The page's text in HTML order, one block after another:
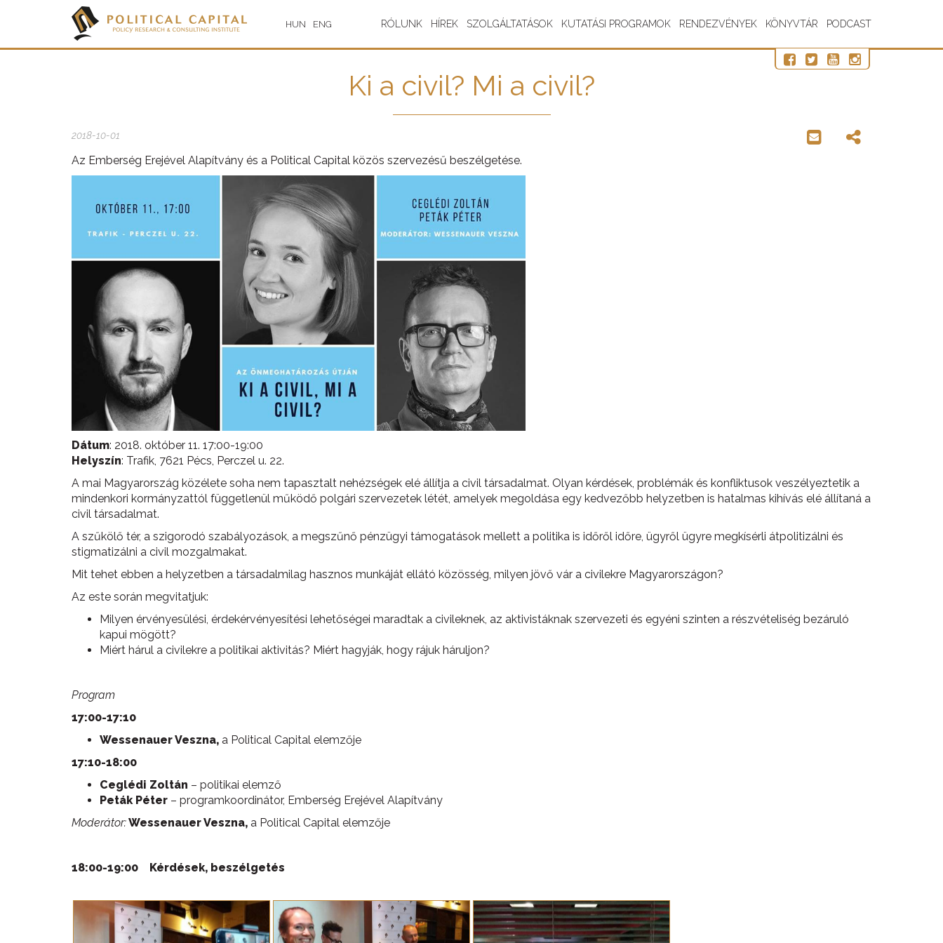
HUN ENG RÓLUNK HÍREK SZOLGÁLTATÁSOK KUTATÁSI PROGRAMOK RENDEZVÉNYEK KÖNYVTÁR PODCAST
Ki a civil? Mi a civil?
2018-10-01
Az Emberség Erejével Alapítvány és a Political Capital közös szervezésű beszélgetése.
Dátum: 2018. október 11. 17:00-19:00
Helyszín: Trafik, 7621 Pécs, Perczel u. 22.
A mai Magyarország közélete soha nem tapasztalt nehézségek elé állítja a civil társadalmat. Olyan kérdések, problémák és konfliktusok veszélyeztetik a
mindenkori kormányzattól függetlenül működő polgári szervezetek létét, amelyek megoldása egy kedvezőbb helyzetben is hatalmas kihívás elé állítaná a
civil társadalmat.
A szűkölő tér, a szigorodó szabályozások, a megszűnő pénzügyi támogatások mellett a politika is időről időre, ügyről ügyre megkísérli átpolitizálni és
stigmatizálni a civil mozgalmakat.
Mit tehet ebben a helyzetben a társadalmilag hasznos munkáját ellátó közösség, milyen jövő vár a civilekre Magyarországon?
Az este során megvitatjuk:
Milyen érvényesülési, érdekérvényesítési lehetőségei maradtak a civileknek, az aktivistáknak szervezeti és egyéni szinten a részvételiség bezáruló
kapui mögött?
Miért hárul a civilekre a politikai aktivitás? Miért hagyják, hogy rájuk háruljon?
Program
17:00-17:10
Wessenauer Veszna, a Political Capital elemzője
17:10-18:00
Ceglédi Zoltán – politikai elemző
Peták Péter – programkoordinátor, Emberség Erejével Alapítvány
Moderátor:Wessenauer Veszna, a Political Capital elemzője
18:00-19:00 Kérdések, beszélgetés